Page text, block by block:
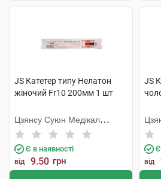
JS Катетер типу Нелатон
жіночий Fr10 200мм 1 шт
Цзянсу Суюн Медікал
Метіріалс
Є в наявності
від 9.50 грн
JS
Є
від